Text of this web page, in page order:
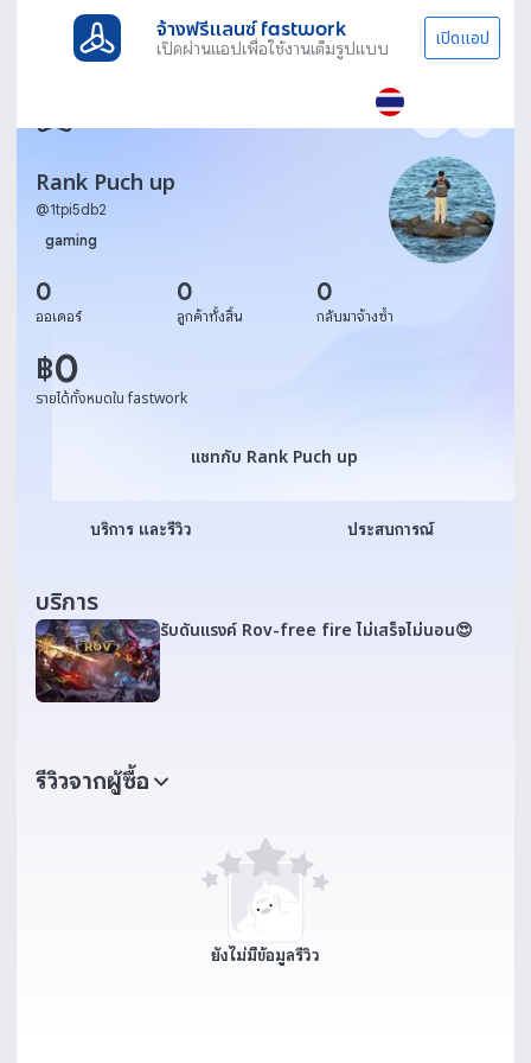
จ้างฟรีแลนซ์ fastwork
เปิดผ่านแอปเพื่อใช้งานเต็มรูปแบบ เปิดแอป
Rank Puch up
@1tpi5db2
gaming
0
ออเดอร์
0
ลูกค้าทั้งสิ้น
0
กลับมาจ้างซ้ำ
฿0
รายได้ทั้งหมดใน fastwork
แชทกับ Rank Puch up
แชทกับ Rank Puch up
บริการ และรีวิว ประสบการณ์
บริการ
รับดันเเรงค์ Rov-free fire ไม่เสร็จไม่นอน😍
รีวิวจากผู้ซื้อ
ยังไม่มีข้อมูลรีวิว